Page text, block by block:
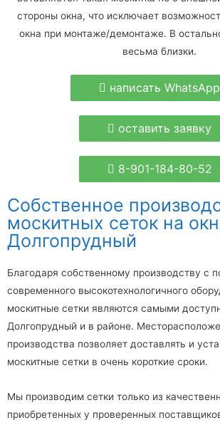
стороны окна, что исключает
окна при монтаже/демонтаже. В
весьма близки.
написать WhatsApp
оставить заявку
8-901-184-80-52
Собственное
москитных сеток на
Долгопрудный
Благодаря собственному производству с
современного высокотехнологичного
москитные сетки являются самыми
Долгопрудный и в районе.
производства позволяет доставлять и
москитные сетки в очень короткие сроки.
Мы производим сетки только из
приобретенных у проверенных